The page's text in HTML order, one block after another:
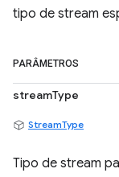
tipo de stream
PARÂMETROS
streamType
StreamType
Tipo de stream